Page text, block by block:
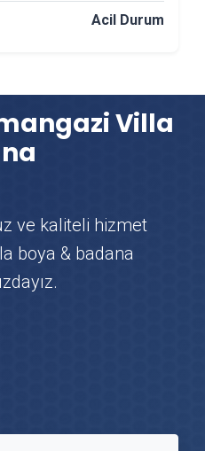
Ustası
Yapımı
Acil Durum
Villa
ve kaliteli hizmet
boya & badana